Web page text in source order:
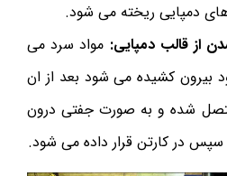
دمپایی ریخته می شود.
از قالب دمپایی: مواد سرد می
بیرون کشیده می شود بعد از ان
متصل شده و به صورت جفتی درون
در کارتن قرار داده می شود.